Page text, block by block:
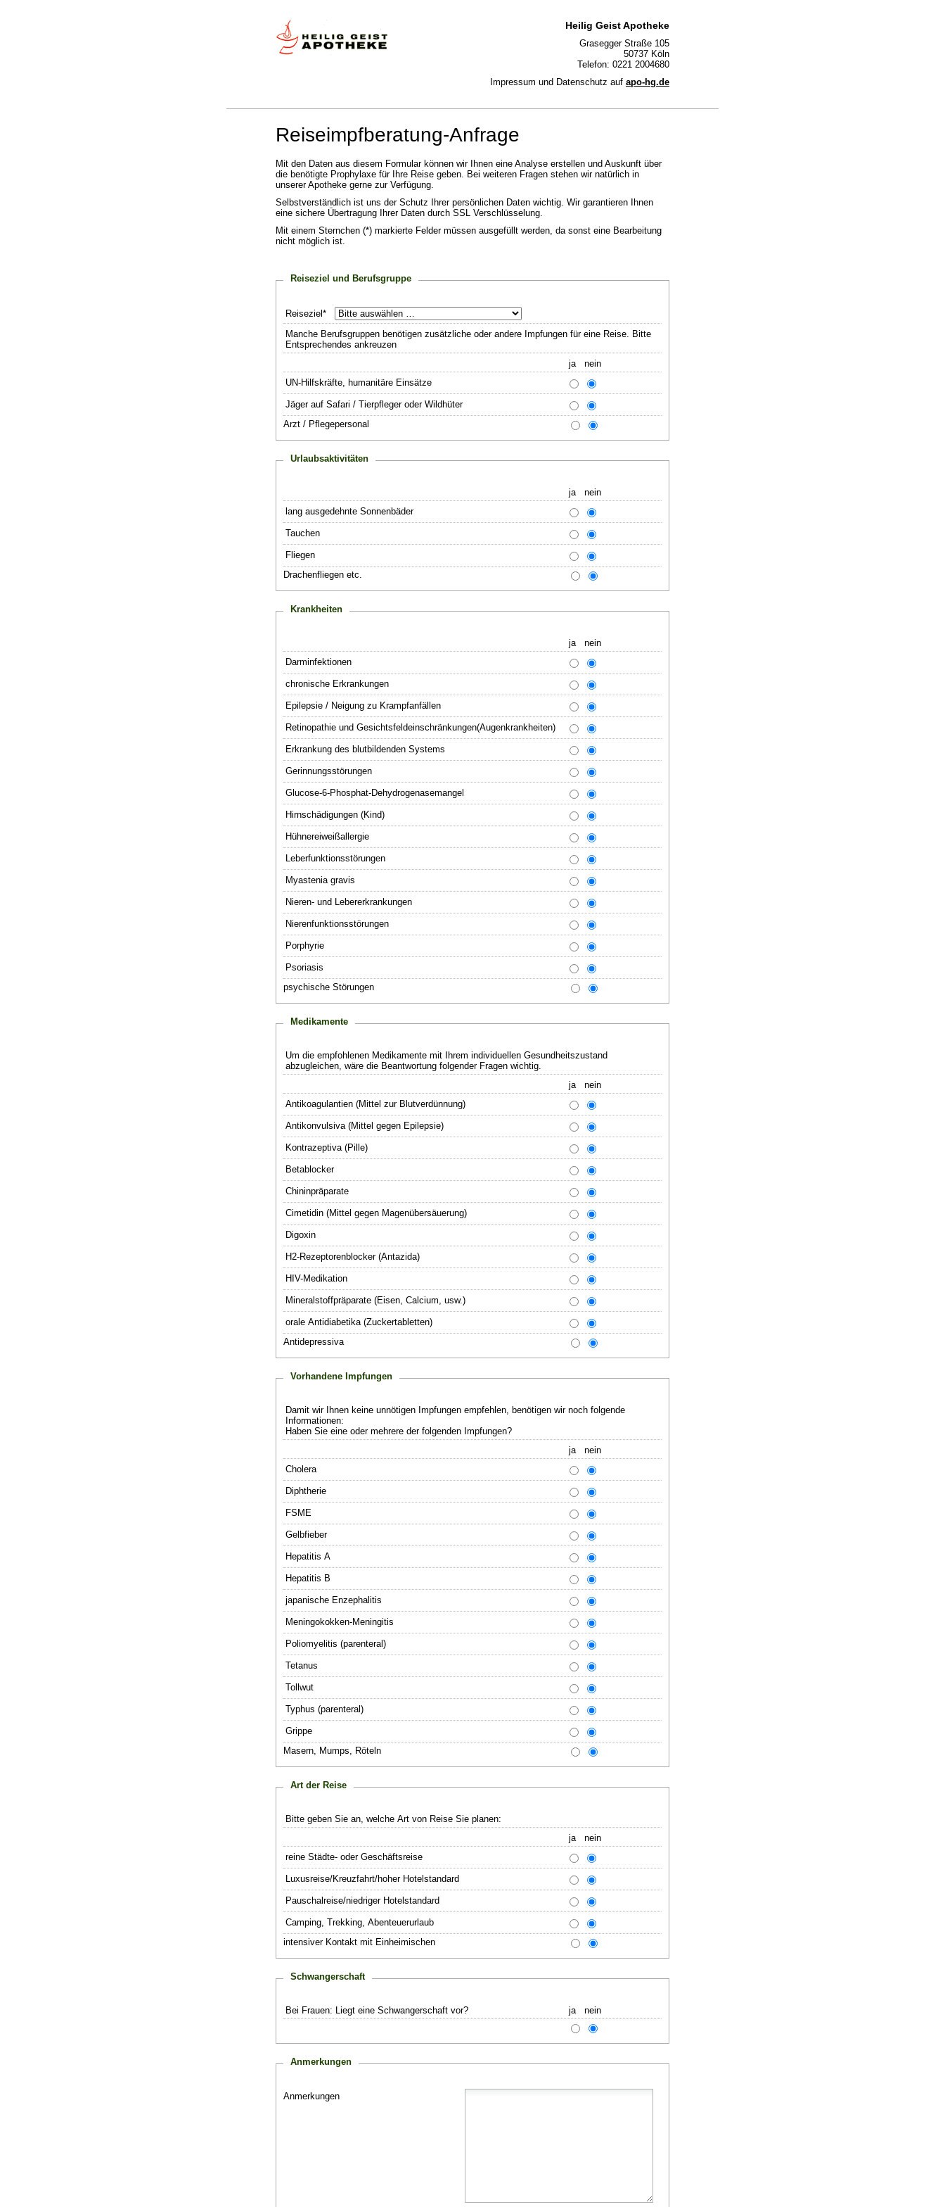
Heilig Geist Apotheke
Grasegger Straße 105
50737 Köln
Telefon: 0221 2004680
Impressum und Datenschutz auf apo-hg.de
Reiseimpfberatung-Anfrage
Mit den Daten aus diesem Formular können wir Ihnen eine Analyse erstellen und Auskunft über
die benötigte Prophylaxe für Ihre Reise geben. Bei weiteren Fragen stehen wir natürlich in
unserer Apotheke gerne zur Verfügung.
Selbstverständlich ist uns der Schutz Ihrer persönlichen Daten wichtig. Wir garantieren Ihnen
eine sichere Übertragung Ihrer Daten durch SSL Verschlüsselung.
Mit einem Sternchen (*) markierte Felder müssen ausgefüllt werden, da sonst eine Bearbeitung
nicht möglich ist.
Reiseziel und Berufsgruppe
Reiseziel*
Manche Berufsgruppen benötigen zusätzliche oder andere Impfungen für eine Reise. Bitte
Entsprechendes ankreuzen
ja nein
UN-Hilfskräfte, humanitäre Einsätze
Jäger auf Safari / Tierpfleger oder Wildhüter
Arzt / Pflegepersonal
Urlaubsaktivitäten
ja nein
lang ausgedehnte Sonnenbäder
Tauchen
Fliegen
Drachenfliegen etc.
Krankheiten
ja nein
Darminfektionen
chronische Erkrankungen
Epilepsie / Neigung zu Krampfanfällen
Retinopathie und Gesichtsfeldeinschränkungen(Augenkrankheiten)
Erkrankung des blutbildenden Systems
Gerinnungsstörungen
Glucose-6-Phosphat-Dehydrogenasemangel
Hirnschädigungen (Kind)
Hühnereiweißallergie
Leberfunktionsstörungen
Myastenia gravis
Nieren- und Lebererkrankungen
Nierenfunktionsstörungen
Porphyrie
Psoriasis
psychische Störungen
Medikamente
Um die empfohlenen Medikamente mit Ihrem individuellen Gesundheitszustand
abzugleichen, wäre die Beantwortung folgender Fragen wichtig.
ja nein
Antikoagulantien (Mittel zur Blutverdünnung)
Antikonvulsiva (Mittel gegen Epilepsie)
Kontrazeptiva (Pille)
Betablocker
Chininpräparate
Cimetidin (Mittel gegen Magenübersäuerung)
Digoxin
H2-Rezeptorenblocker (Antazida)
HIV-Medikation
Mineralstoffpräparate (Eisen, Calcium, usw.)
orale Antidiabetika (Zuckertabletten)
Antidepressiva
Vorhandene Impfungen
Damit wir Ihnen keine unnötigen Impfungen empfehlen, benötigen wir noch folgende
Informationen:
Haben Sie eine oder mehrere der folgenden Impfungen?
ja nein
Cholera
Diphtherie
FSME
Gelbfieber
Hepatitis A
Hepatitis B
japanische Enzephalitis
Meningokokken-Meningitis
Poliomyelitis (parenteral)
Tetanus
Tollwut
Typhus (parenteral)
Grippe
Masern, Mumps, Röteln
Art der Reise
Bitte geben Sie an, welche Art von Reise Sie planen:
ja nein
reine Städte- oder Geschäftsreise
Luxusreise/Kreuzfahrt/hoher Hotelstandard
Pauschalreise/niedriger Hotelstandard
Camping, Trekking, Abenteuerurlaub
intensiver Kontakt mit Einheimischen
Schwangerschaft
Bei Frauen: Liegt eine Schwangerschaft vor? ja nein
Anmerkungen
Anmerkungen